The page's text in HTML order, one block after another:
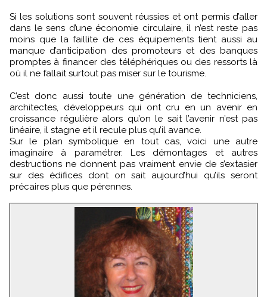
Si les solutions sont souvent réussies et ont permis d’aller
dans le sens d’une économie circulaire, il n’est reste pas
moins que la faillite de ces équipements tient aussi au
manque d’anticipation des promoteurs et des banques
promptes à financer des téléphériques ou des ressorts là
où il ne fallait surtout pas miser sur le tourisme.
C’est donc aussi toute une génération de techniciens,
architectes, développeurs qui ont cru en un avenir en
croissance régulière alors qu’on le sait l’avenir n’est pas
linéaire, il stagne et il recule plus qu’il avance.
Sur le plan symbolique en tout cas, voici une autre
imaginaire à paramétrer. Les démontages et autres
destructions ne donnent pas vraiment envie de s’extasier
sur des édifices dont on sait aujourd’hui qu’ils seront
précaires plus que pérennes.